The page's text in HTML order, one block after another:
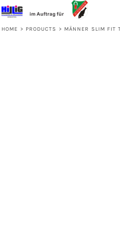
HOME > PRODUCTS > MÄNNER SLIM FIT